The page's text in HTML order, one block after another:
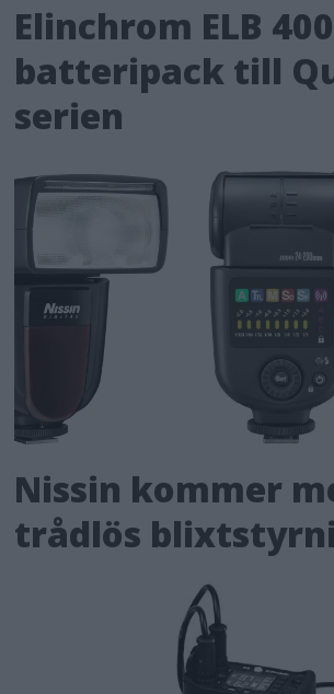
Elinchrom ELB
batteripack till
serien
Nissin kommer
trådlös